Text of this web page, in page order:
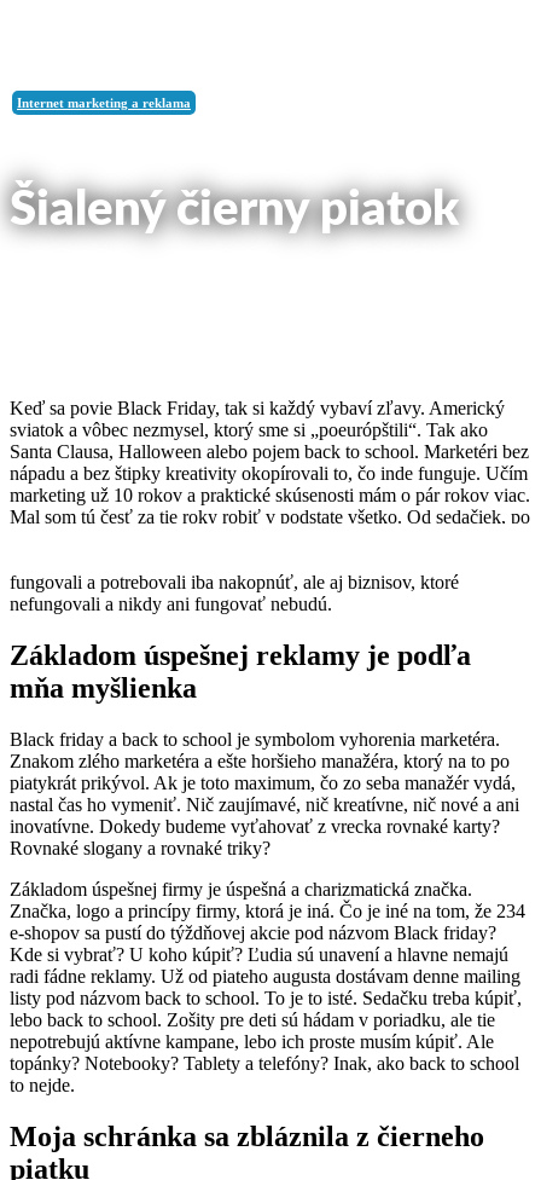
Internet marketing a reklama
Šialený čierny piatok
Keď sa povie Black Friday, tak si každý vybaví zľavy. Americký
sviatok a vôbec nezmysel, ktorý sme si „poeurópštili“. Tak ako
Santa Clausa, Halloween alebo pojem back to school. Marketéri bez
nápadu a bez štipky kreativity okopírovali to, čo inde funguje. Učím
marketing už 10 rokov a praktické skúsenosti mám o pár rokov viac.
Mal som tú česť za tie roky robiť v podstate všetko. Od sedačiek, po
fungovali a potrebovali iba nakopnúť, ale aj biznisov, ktoré
nefungovali a nikdy ani fungovať nebudú.
Základom úspešnej reklamy je podľa
mňa myšlienka
Black friday a back to school je symbolom vyhorenia marketéra.
Znakom zlého marketéra a ešte horšieho manažéra, ktorý na to po
piatykrát prikývol. Ak je toto maximum, čo zo seba manažér vydá,
nastal čas ho vymeniť. Nič zaujímavé, nič kreatívne, nič nové a ani
inovatívne. Dokedy budeme vyťahovať z vrecka rovnaké karty?
Rovnaké slogany a rovnaké triky?
Základom úspešnej firmy je úspešná a charizmatická značka.
Značka, logo a princípy firmy, ktorá je iná. Čo je iné na tom, že 234
e-shopov sa pustí do týždňovej akcie pod názvom Black friday?
Kde si vybrať? U koho kúpiť? Ľudia sú unavení a hlavne nemajú
radi fádne reklamy. Už od piateho augusta dostávam denne mailing
listy pod názvom back to school. To je to isté. Sedačku treba kúpiť,
lebo back to school. Zošity pre deti sú hádam v poriadku, ale tie
nepotrebujú aktívne kampane, lebo ich proste musím kúpiť. Ale
topánky? Notebooky? Tablety a telefóny? Inak, ako back to school
to nejde.
Moja schránka sa zbláznila z čierneho
piatku